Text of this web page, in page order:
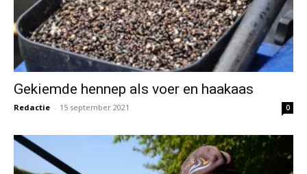
Gekiemde hennep als voer en haakaas
Redactie - 15 september 2021 0